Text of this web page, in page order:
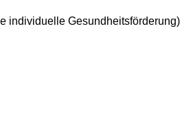
individuelle Gesundheitsförderung)